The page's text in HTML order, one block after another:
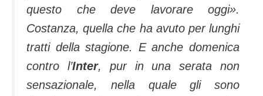
questo che deve lavorare oggi».
Costanza, quella che ha avuto per lunghi
tratti della stagione. E anche domenica
contro l’Inter, pur in una serata non
sensazionale, nella quale gli sono